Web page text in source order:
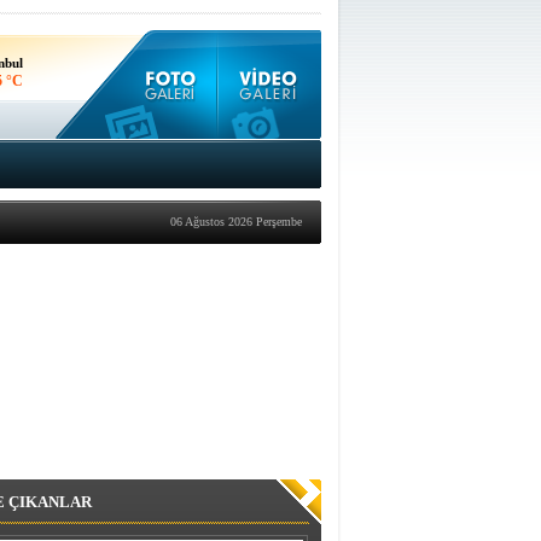
°C
06 Ağustos 2026 Perşembe
ÇIKANLAR